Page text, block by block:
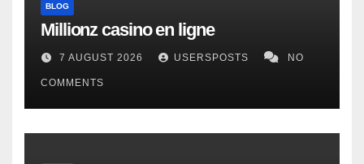
BLOG
Millionz casino en ligne
7 AUGUST 2026 USERSPOSTS NO
COMMENTS